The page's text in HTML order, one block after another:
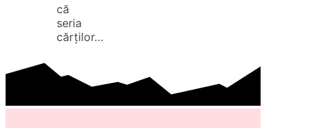
că
seria
cărților…